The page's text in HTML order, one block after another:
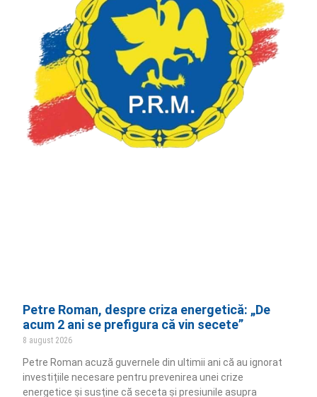
Petre Roman, despre criza energetică: „De
acum 2 ani se prefigura că vin secete”
8 august 2026
Petre Roman acuză guvernele din ultimii ani că au ignorat
investițiile necesare pentru prevenirea unei crize
energetice și susține că seceta și presiunile asupra